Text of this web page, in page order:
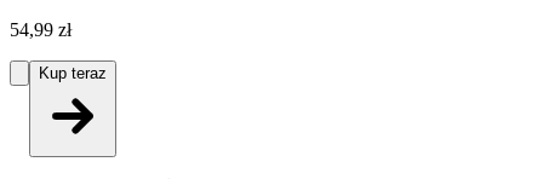
54,99 zł
Kup teraz